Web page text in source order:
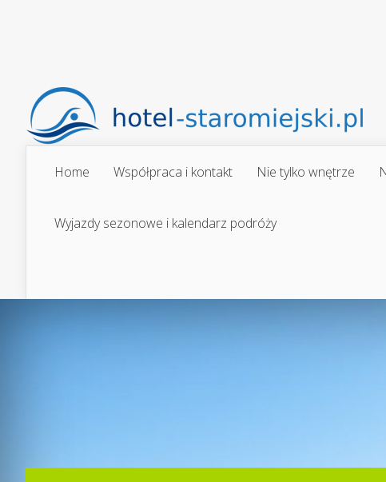
Home Współpraca i kontakt Nie tylko wnętrze
Wyjazdy sezonowe i kalendarz podróży